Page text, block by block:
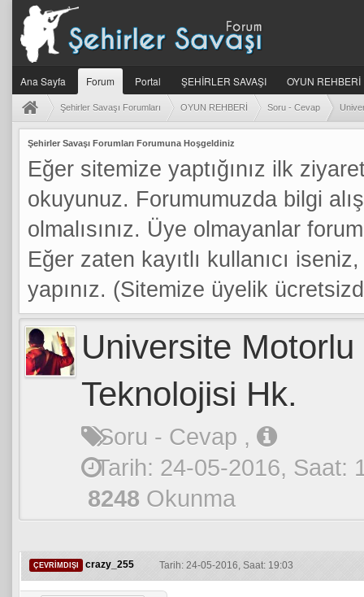
Ana Sayfa Forum Portal ŞEHİRLER SAVAŞI OYUN REHBERİ
Şehirler Savaşı Forumları OYUN REHBERİ Soru - Cevap
Şehirler Savaşı Forumları Forumuna Hoşgeldiniz
Eğer sitemize yaptığınız ilk
okuyunuz. Forumumuzda bilgi
olmalısınız. Üye olmayanlar
Eğer zaten kayıtlı kullanıcı
yapınız. (Sitemize üyelik
Universite
Teknolojisi Hk.
Soru - Cevap ,
Tarih: 24-05-2016, Saat:
8248 Okunma
ÇEVRIMDIŞI crazy_255 Tarih: 24-05-2016, Saat: 19:03